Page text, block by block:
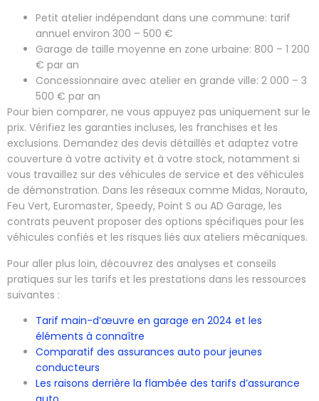
Petit atelier indépendant dans une commune: tarif
annuel environ 300 – 500 €
Garage de taille moyenne en zone urbaine: 800 – 1 200
€ par an
Concessionnaire avec atelier en grande ville: 2 000 – 3
500 € par an
Pour bien comparer, ne vous appuyez pas uniquement sur le
prix. Vérifiez les garanties incluses, les franchises et les
exclusions. Demandez des devis détaillés et adaptez votre
couverture à votre activity et à votre stock, notamment si
vous travaillez sur des véhicules de service et des véhicules
de démonstration. Dans les réseaux comme Midas, Norauto,
Feu Vert, Euromaster, Speedy, Point S ou AD Garage, les
contrats peuvent proposer des options spécifiques pour les
véhicules confiés et les risques liés aux ateliers mécaniques.
Pour aller plus loin, découvrez des analyses et conseils
pratiques sur les tarifs et les prestations dans les ressources
suivantes :
Tarif main-d’œuvre en garage en 2024 et les
éléments à connaître
Comparatif des assurances auto pour jeunes
conducteurs
Les raisons derrière la flambée des tarifs d’assurance